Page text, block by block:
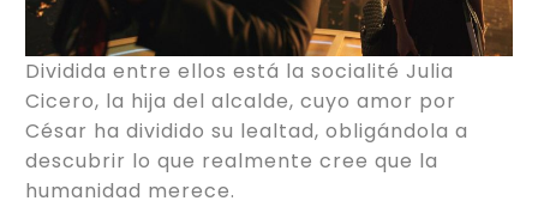
Dividida entre ellos está la socialité Julia
Cicero, la hija del alcalde, cuyo amor por
César ha dividido su lealtad, obligándola a
descubrir lo que realmente cree que la
humanidad merece.